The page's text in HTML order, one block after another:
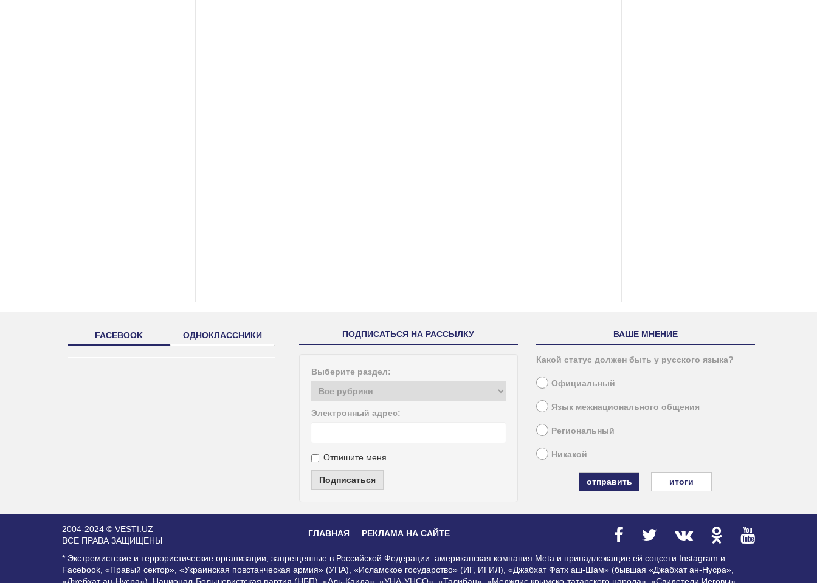
FACEBOOK ОДНОКЛАССНИКИ ПОДПИСАТЬСЯ НА РАССЫЛКУ
Выберите раздел:
Электронный адрес:
Отпишите меня
Подписаться
ВАШЕ МНЕНИЕ
Какой статус должен быть у русского языка?
Официальный
Язык межнационального общения
Региональный
Никакой
итоги
2004-2024 © VESTI.UZ
ВСЕ ПРАВА ЗАЩИЩЕНЫ
ГЛАВНАЯ РЕКЛАМА НА САЙТЕ
* Экстремистские и террористические организации, запрещенные в Российской Федерации: американская компания Meta и принадлежащие ей соцсети Instagram и
Facebook, «Правый сектор», «Украинская повстанческая армия» (УПА), «Исламское государство» (ИГ, ИГИЛ), «Джабхат Фатх аш-Шам» (бывшая «Джабхат ан-Нусра»,
«Джебхат ан-Нусра»), Национал-Большевистская партия (НБП), «Аль-Каида», «УНА-УНСО», «Талибан», «Меджлис крымско-татарского народа», «Свидетели Иеговы»,